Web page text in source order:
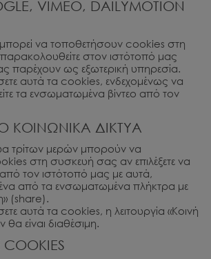
VIMEO, DAILYMOTION
να τοποθετήσουν cookies στη
στον ιστότοπό μας
παρέχουν ως εξωτερική υπηρεσία.
αυτά τα cookies, ενδεχομένως να
τα ενσωματωμένα βίντεο από τον
ΚΟΙΝΩΝΙΚΑ ΔΙΚΤΥΑ
τρίτων μερών μπορούν να
στη συσκευή σας αν επιλέξετε να
από τον ιστότοπό μας με αυτά,
από τα ενσωματωμένα πλήκτρα με
(share).
αυτά τα cookies, η λειτουργία «Κοινή
είναι διαθέσιμη.
COOKIES